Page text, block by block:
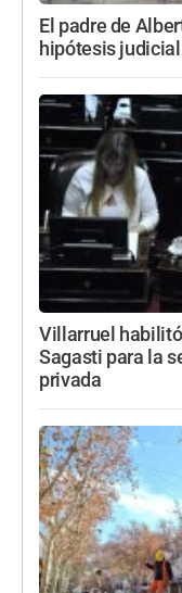
El padre de
hipótesis
Villarruel
Sagasti para la
privada